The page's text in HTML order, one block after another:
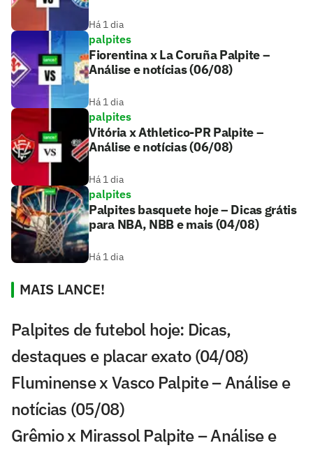
Há 1 dia
palpites
Fiorentina x La Coruña Palpite –
Análise e notícias (06/08)
Há 1 dia
palpites
Vitória x Athletico-PR Palpite –
Análise e notícias (06/08)
Há 1 dia
palpites
Palpites basquete hoje – Dicas grátis
para NBA, NBB e mais (04/08)
Há 1 dia
MAIS LANCE!
Palpites de futebol hoje: Dicas,
destaques e placar exato (04/08)
Fluminense x Vasco Palpite – Análise e
notícias (05/08)
Grêmio x Mirassol Palpite – Análise e